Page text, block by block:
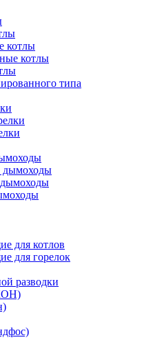
котлы
котлы
типа
дымоходы
для котлов
для горелок
разводки